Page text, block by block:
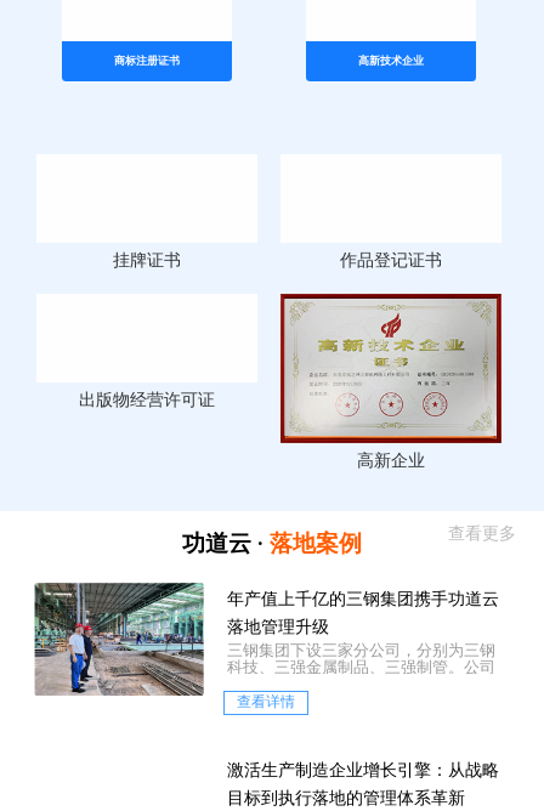
商标注册证书 高新技术企业
挂牌证书 作品登记证书
出版物经营许可证
高新企业
功道云 · 落地案例 查看更多
年产值上千亿的三钢集团携手功道云
落地管理升级
三钢集团下设三家分公司，分别为三钢
科技、三强金属制品、三强制管。公司
镇，是一家集中...
查看详情
激活生产制造企业增长引擎：从战略
目标到执行落地的管理体系革新